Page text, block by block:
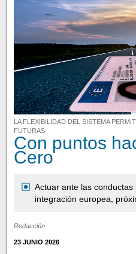
LA FLEXIBILIDAD DEL SISTEMA
FUTURAS
Con puntos
Cero
Actuar ante las
integración europea,
Redacción
23 JUNIO 2026